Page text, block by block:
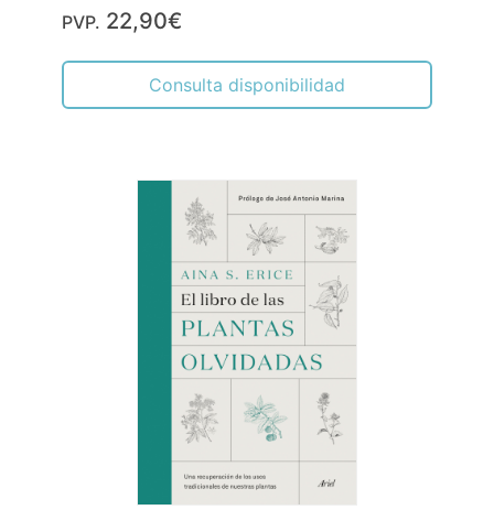
PVP. 22,90€
Consulta disponibilidad